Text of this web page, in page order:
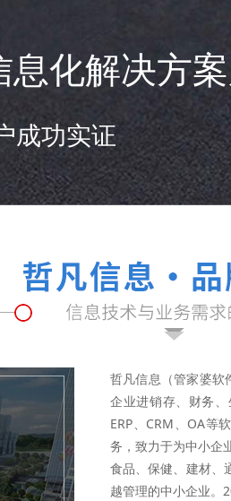
化解决方
成功实证
哲凡信息（管家婆软
企业进销存、财务
ERP、CRM、OA等
务，致力于为中小企
食品、保健、建材、
越管理的中小企业。